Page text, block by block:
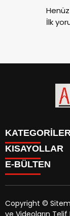
İlk
SİYASET
EĞİTİM
MAGAZİN
MANŞETLER
KISAYOLLAR
SİYASET
EĞİTİM
KÜLTÜR SANAT
E-BÜLTEN
Copyright ©